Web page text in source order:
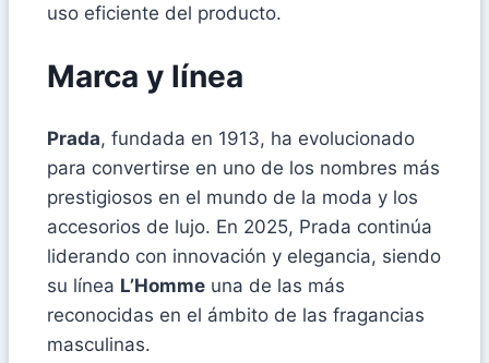
uso eficiente del producto.
Marca y línea
Prada, fundada en 1913, ha evolucionado
para convertirse en uno de los nombres más
prestigiosos en el mundo de la moda y los
accesorios de lujo. En 2025, Prada continúa
liderando con innovación y elegancia, siendo
su línea L’Homme una de las más
reconocidas en el ámbito de las fragancias
masculinas.